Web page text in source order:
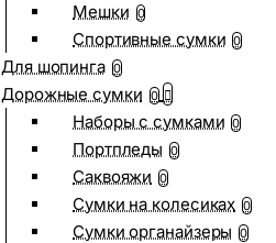
Мешки 0
Спортивные сумки 0
Для шопинга 0
Дорожные сумки 0
Наборы с сумками 0
Портпледы 0
Саквояжи 0
Сумки на колесиках 0
Сумки органайзеры 0